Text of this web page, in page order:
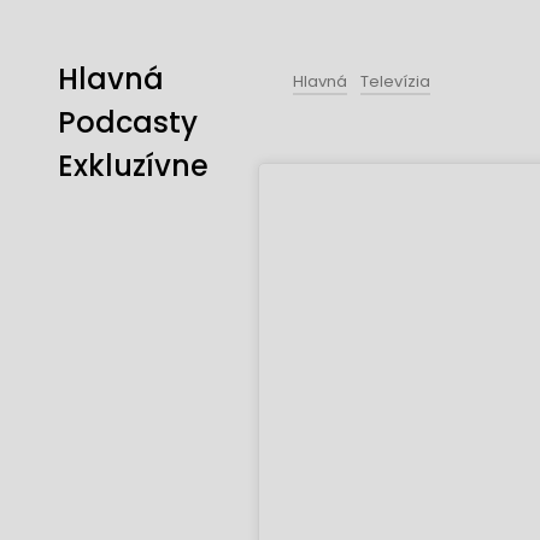
Hlavná
Podcasty
Exkluzívne
Hlavná Televízia